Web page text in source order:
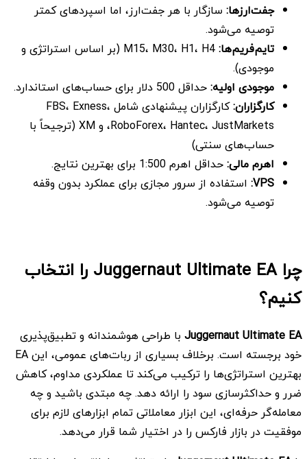
جفت‌ارزها: سازگار با هر جفت‌ارز، اما اسپردهای کمتر
توصیه می‌شود.
تایم‌فریم‌ها:
M15، M30، H1، H4 (بر اساس استراتژی و
موجودی).
موجودی اولیه:حداقل 500 دلار برای حساب‌های استاندارد.
کارگزاران:
کارگزاران پیشنهادی شامل FBS، Exness،
RoboForex، Hantec، JustMarkets، و XM (ترجیحاً با
حساب‌های سنتی)
اهرم مالی:حداقل اهرم 1:500 برای بهترین نتایج.
VPS
: استفاده از سرور مجازی برای عملکرد بدون وقفه
توصیه می‌شود.
چرا Juggernaut Ultimate EA را انتخاب
کنیم؟
Juggernaut Ultimate EA با طراحی هوشمندانه و تطبیق‌پذیری
خود برجسته است. برخلاف بسیاری از ربات‌های عمومی، این EA
بهترین استراتژی‌ها را ترکیب می‌کند تا عملکردی مداوم، کاهش
ضرر و حداکثرسازی سود را ارائه دهد. چه مبتدی باشید و چه
معامله‌گر حرفه‌ای، این ابزار معاملاتی تمام ابزارهای لازم برای
موفقیت در بازار فارکس را در اختیار شما قرار می‌دهد.